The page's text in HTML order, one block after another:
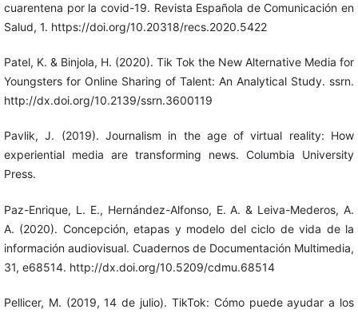
cuarentena por la covid-19. Revista Española de Comunicación en
Salud, 1. https://doi.org/10.20318/recs.2020.5422
Patel, K. & Binjola, H. (2020). Tik Tok the New Alternative Media for
Youngsters for Online Sharing of Talent: An Analytical Study. ssrn.
http://dx.doi.org/10.2139/ssrn.3600119
Pavlik, J. (2019). Journalism in the age of virtual reality: How
experiential media are transforming news. Columbia University
Press.
Paz-Enrique, L. E., Hernández-Alfonso, E. A. & Leiva-Mederos, A.
A. (2020). Concepción, etapas y modelo del ciclo de vida de la
información audiovisual. Cuadernos de Documentación Multimedia,
31, e68514. http://dx.doi.org/10.5209/cdmu.68514
Pellicer, M. (2019, 14 de julio). TikTok: Cómo puede ayudar a los